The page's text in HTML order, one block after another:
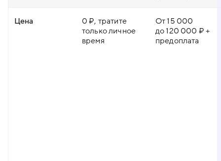
Цена
0 ₽, тратите
только личное
время
От 15 000
до 120 000 ₽ +
предоплата